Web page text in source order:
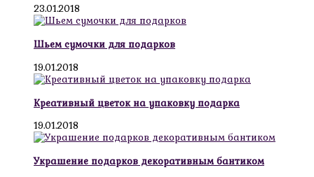
23.01.2018
Шьем сумочки для подарков
19.01.2018
Креативный цветок на упаковку подарка
19.01.2018
Украшение подарков декоративным бантиком